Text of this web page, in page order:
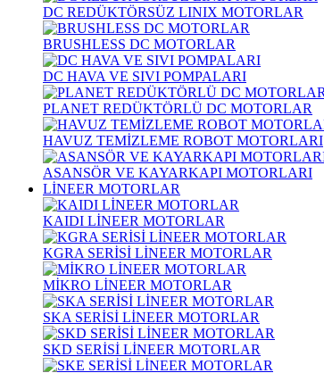
DC REDÜKTÖRSÜZ LINIX MOTORLAR
BRUSHLESS DC MOTORLAR
DC HAVA VE SIVI POMPALARI
PLANET REDÜKTÖRLÜ DC MOTORLAR
HAVUZ TEMİZLEME ROBOT MOTORLARI
ASANSÖR VE KAYARKAPI MOTORLARI
LİNEER MOTORLAR
KAIDI LİNEER MOTORLAR
KGRA SERİSİ LİNEER MOTORLAR
MİKRO LİNEER MOTORLAR
SKA SERİSİ LİNEER MOTORLAR
SKD SERİSİ LİNEER MOTORLAR